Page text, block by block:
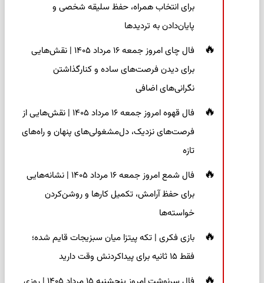
برای انتخاب همراه، حفظ سلیقه شخصی و
پایان‌دادن به تردیدها
فال چای امروز جمعه ۱۶ مرداد ۱۴۰۵ | نقش‌هایی
برای دیدن فرصت‌های ساده و کنارگذاشتن
نگرانی‌های اضافی
فال قهوه امروز جمعه ۱۶ مرداد ۱۴۰۵ | نقش‌هایی از
فرصت‌های نزدیک، دل‌مشغولی‌های پنهان و راه‌های
تازه
فال شمع امروز جمعه ۱۶ مرداد ۱۴۰۵ | نشانه‌هایی
برای حفظ آرامش، تکمیل کارها و روشن‌کردن
خواسته‌ها
بازی فکری | تکه پیتزا میان سبزیجات قایم شده؛
فقط ۱۵ ثانیه برای پیداکردنش وقت دارید